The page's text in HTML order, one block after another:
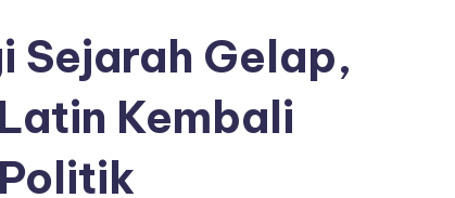
Sejarah Gelap,
Kembali